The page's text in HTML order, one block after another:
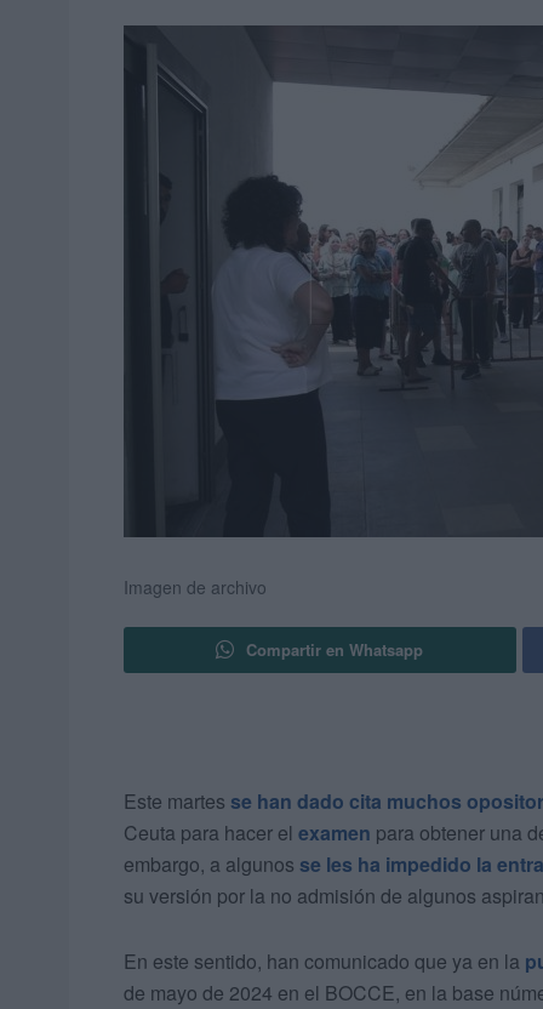
Imagen de archivo
Compartir en Whatsapp
Este martes se han dado cita muchos
Ceuta para hacer el examen para obtener una
embargo, a algunos se les ha impedido la
su versión por la no admisión de algunos
En este sentido, han comunicado que ya en la
de mayo de 2024 en el BOCCE, en la base